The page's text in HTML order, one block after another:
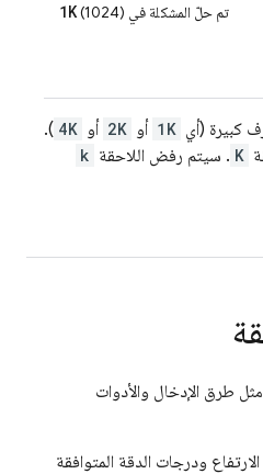
تم حلّ المشكلة في ‎ 1K(1024)
كبيرة (أي 1K أو 2K أو 4K
).
K . سيتم رفض اللاحقة k
طرق الإدخال والأدوات
ودرجات الدقة المتوافقة